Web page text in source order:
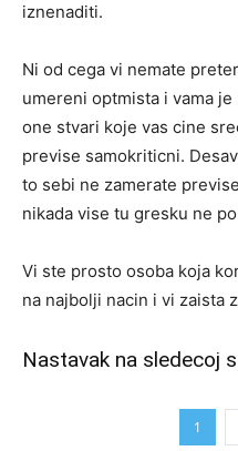
iznenaditi.
Ni od cega vi nemate
umereni optmista i vama
one stvari koje vas cine
previse samokriticni.
to sebi ne zamerate
nikada vise tu gresku ne
Vi ste prosto osoba koja
na najbolji nacin i vi zaista
Nastavak na sledecoj
1